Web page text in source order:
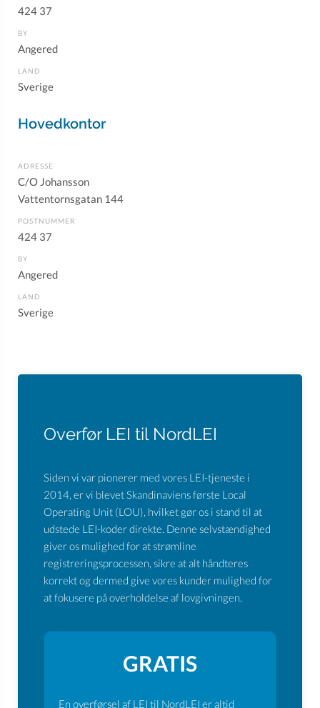
424 37
BY
Angered
LAND
Sverige
Hovedkontor
ADRESSE
C/O Johansson
Vattentornsgatan 144
POSTNUMMER
424 37
BY
Angered
LAND
Sverige
Overfør LEI til NordLEI
Siden vi var pionerer med vores LEI-tjeneste i
2014, er vi blevet Skandinaviens første Local
Operating Unit (LOU), hvilket gør os i stand til at
udstede LEI-koder direkte. Denne selvstændighed
giver os mulighed for at strømline
registreringsprocessen, sikre at alt håndteres
korrekt og dermed give vores kunder mulighed for
at fokusere på overholdelse af lovgivningen.
GRATIS
En overførsel af LEI til NordLEI er altid